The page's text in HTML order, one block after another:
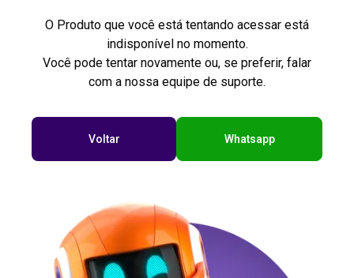
O Produto que você está tentando acessar está
indisponível no momento.
Você pode tentar novamente ou, se preferir, falar
com a nossa equipe de suporte.
Voltar Whatsapp